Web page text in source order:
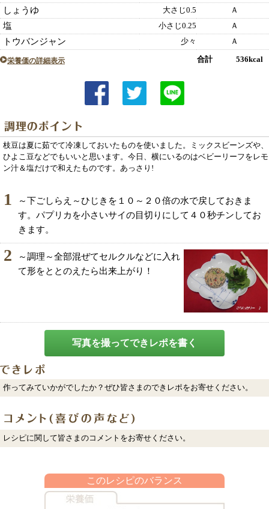
しょうゆ 大さじ0.5 Ａ
塩 小さじ0.25 Ａ
トウバンジャン 少々 Ａ
栄養価の詳細表示 合計 536kcal
枝豆は夏に茹でて冷凍しておいたものを使いました。ミックスビーンズや、
ひよこ豆などでもいいと思います。今日、横にいるのはベビーリーフをレモ
ン汁＆塩だけで和えたものです。あっさり!
1
～下ごしらえ～ひじきを１０～２０倍の水で戻しておきま
す。パプリカを小さいサイの目切りにして４０秒チンしてお
きます。
2
～調理～全部混ぜてセルクルなどに入れ
て形をととのえたら出来上がり！
写真を撮ってできレポを書く
作ってみていかがでしたか？ぜひ皆さまのできレポをお寄せください。
レシピに関して皆さまのコメントをお寄せください。
このレシピのバランス